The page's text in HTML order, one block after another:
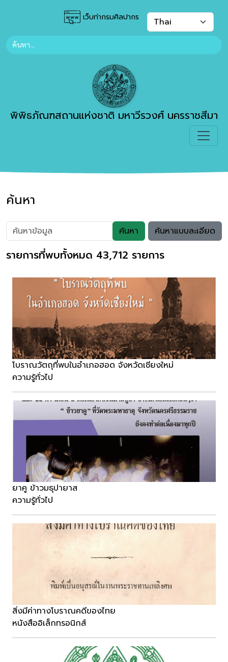
เว็บท่ากรมศิลปากร
พิพิธภัณฑสถานแห่งชาติ มหาวีรวงศ์ นครราชสีมา
ค้นหา
ค้นหา ค้นหาแบบละเอียด
รายการที่พบทั้งหมด 43,712 รายการ
โบราณวัตถุที่พบในอำเภอฮอด จังหวัดเชียงใหม่
ความรู้ทั่วไป
ยาคู ข้าวมธุปายาส
ความรู้ทั่วไป
สิ่งมีค่าทางโบราณคดีของไทย
หนังสืออิเล็กทรอนิกส์